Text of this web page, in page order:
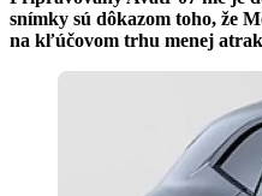
snímky sú dôkazom toho, že
na kľúčovom trhu menej